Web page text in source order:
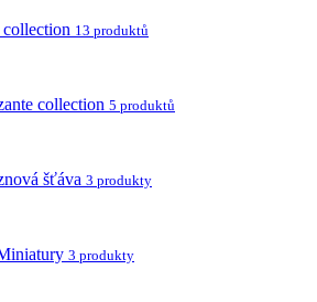
collection 13 produktů
collection 5 produktů
šťáva 3 produkty
3 produkty